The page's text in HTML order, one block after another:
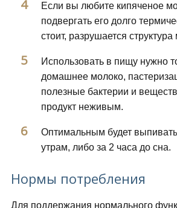
Если вы любите кипяченое
подвергать его долго
стоит, разрушается
Использовать в пищу нужно
домашнее молоко,
полезные бактерии и
продукт неживым.
Оптимальным будет
утрам, либо за 2 часа до сна.
Нормы потребления
Для поддержания нормального